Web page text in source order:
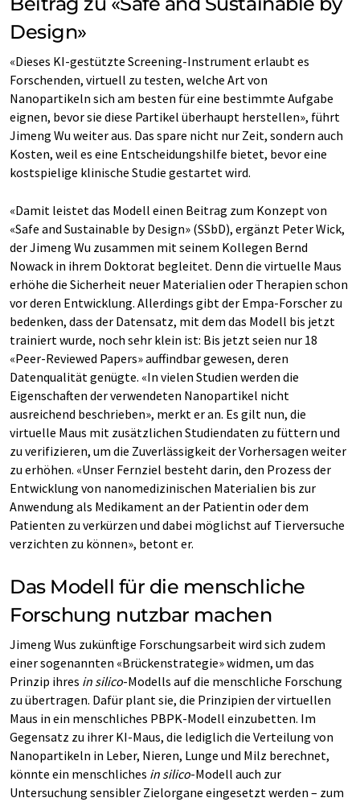
Design»
«Dieses KI-gestützte Screening-Instrument erlaubt es
Forschenden, virtuell zu testen, welche Art von
Nanopartikeln sich am besten für eine bestimmte Aufgabe
eignen, bevor sie diese Partikel überhaupt herstellen», führt
Jimeng Wu weiter aus. Das spare nicht nur Zeit, sondern auch
Kosten, weil es eine Entscheidungshilfe bietet, bevor eine
kostspielige klinische Studie gestartet wird.
«Damit leistet das Modell einen Beitrag zum Konzept von
«Safe and Sustainable by Design» (SSbD), ergänzt Peter Wick,
der Jimeng Wu zusammen mit seinem Kollegen Bernd
Nowack in ihrem Doktorat begleitet. Denn die virtuelle Maus
erhöhe die Sicherheit neuer Materialien oder Therapien schon
vor deren Entwicklung. Allerdings gibt der Empa-Forscher zu
bedenken, dass der Datensatz, mit dem das Modell bis jetzt
trainiert wurde, noch sehr klein ist: Bis jetzt seien nur 18
«Peer-Reviewed Papers» auffindbar gewesen, deren
Datenqualität genügte. «In vielen Studien werden die
Eigenschaften der verwendeten Nanopartikel nicht
ausreichend beschrieben», merkt er an. Es gilt nun, die
virtuelle Maus mit zusätzlichen Studiendaten zu füttern und
zu verifizieren, um die Zuverlässigkeit der Vorhersagen weiter
zu erhöhen. «Unser Fernziel besteht darin, den Prozess der
Entwicklung von nanomedizinischen Materialien bis zur
Anwendung als Medikament an der Patientin oder dem
Patienten zu verkürzen und dabei möglichst auf Tierversuche
verzichten zu können», betont er.
Das Modell für die menschliche
Forschung nutzbar machen
Jimeng Wus zukünftige Forschungsarbeit wird sich zudem
einer sogenannten «Brückenstrategie» widmen, um das
Prinzip ihres in silico-Modells auf die menschliche Forschung
zu übertragen. Dafür plant sie, die Prinzipien der virtuellen
Maus in ein menschliches PBPK-Modell einzubetten. Im
Gegensatz zu ihrer KI-Maus, die lediglich die Verteilung von
Nanopartikeln in Leber, Nieren, Lunge und Milz berechnet,
könnte ein menschliches in silico-Modell auch zur
Untersuchung sensibler Zielorgane eingesetzt werden – zum